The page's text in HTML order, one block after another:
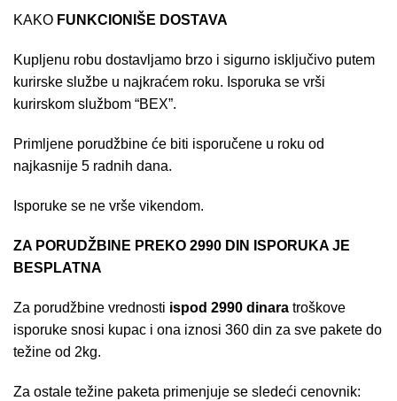
KAKO FUNKCIONIŠE DOSTAVA
Kupljenu robu dostavljamo brzo i sigurno isključivo putem
kurirske službe u najkraćem roku. Isporuka se vrši
kurirskom službom “BEX”.
Primljene porudžbine će biti isporučene u roku od
najkasnije 5 radnih dana.
Isporuke se ne vrše vikendom.
ZA PORUDŽBINE PREKO 2990 DIN ISPORUKA JE
BESPLATNA
Za porudžbine vrednosti ispod 2990 dinara troškove
isporuke snosi kupac i ona iznosi 360 din za sve pakete do
težine od 2kg.
Za ostale težine paketa primenjuje se sledeći cenovnik: